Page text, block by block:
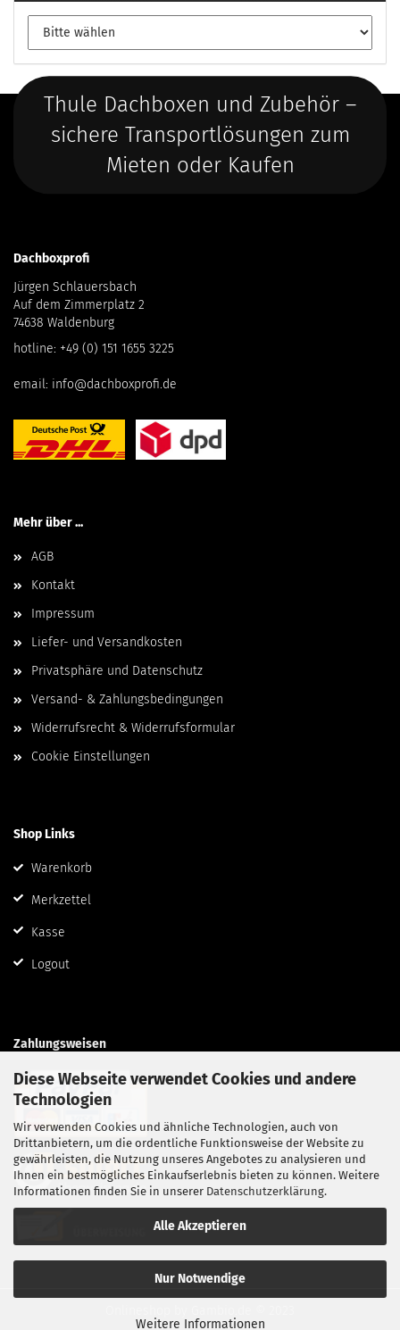
Diese Webseite verwendet Cookies und andere
Technologien
Wir verwenden Cookies und ähnliche Technologien, auch von
Drittanbietern, um die ordentliche Funktionsweise der Website zu
gewährleisten, die Nutzung unseres Angebotes zu analysieren und
Ihnen ein bestmögliches Einkaufserlebnis bieten zu können. Weitere
Informationen finden Sie in unserer Datenschutzerklärung.
Alle Akzeptieren
Nur Notwendige
Weitere Informationen
Thule Dachboxen und Zubehör –
sichere Transportlösungen zum
Mieten oder Kaufen
Dachboxprofi
Jürgen Schlauersbach
Auf dem Zimmerplatz 2
74638 Waldenburg
hotline: +49 (0) 151 1655 3225
email: info@dachboxprofi.de
Mehr über ...
AGB
Kontakt
Impressum
Liefer- und Versandkosten
Privatsphäre und Datenschutz
Versand- & Zahlungsbedingungen
Widerrufsrecht & Widerrufsformular
Cookie Einstellungen
Shop Links
Warenkorb
Merkzettel
Kasse
Logout
Zahlungsweisen